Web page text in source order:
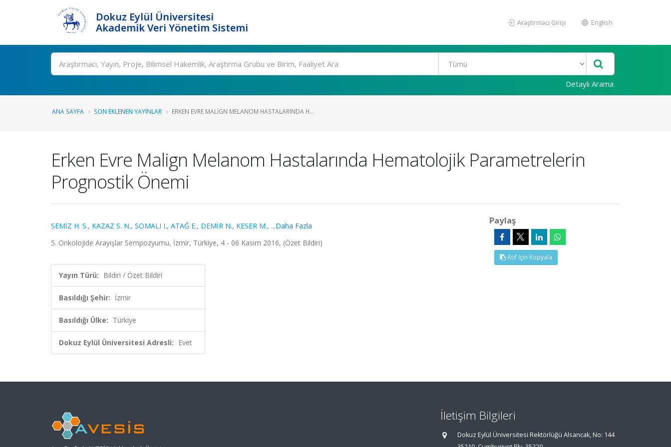
Dokuz Eylül Üniversitesi
Akademik Veri Yönetim Sistemi
Araştırmacı Girişi English
Ara
Detaylı Arama
ANA SAYFA SON EKLENEN YAYINLAR ERKEN EVRE MALIGN MELANOM HASTALARINDA H...
Erken Evre Malign Melanom Hastalarında Hematolojik Parametrelerin
Prognostik Önemi
SEMİZ H. S., KAZAZ S. N., SOMALI I., ATAĞ E., DEMİR N., KESER M., ...Daha Fazla
5. Onkolojide Arayışlar Sempozyumu, İzmir, Türkiye, 4 - 06 Kasım 2016, (Özet Bildiri)
Yayın Türü: Bildiri / Özet Bildiri
Basıldığı Şehir: İzmir
Basıldığı Ülke: Türkiye
Dokuz Eylül Üniversitesi Adresli: Evet
Paylaş
Atıf İçin Kopyala
İletişim Bilgileri
Dokuz Eylül Üniversitesi Rektörlüğü Alsancak, No: 144